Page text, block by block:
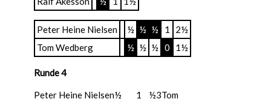
Peter Heine Nielsen ½ ½ ½ 1
2½
Tom Wedberg
½ ½ ½ 0 1½
Runde 4
Peter Heine Nielsen½ 1 ½3Tom